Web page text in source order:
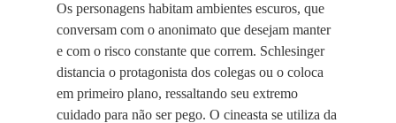
Os personagens habitam ambientes escuros, que
conversam com o anonimato que desejam manter
e com o risco constante que correm. Schlesinger
distancia o protagonista dos colegas ou o coloca
em primeiro plano, ressaltando seu extremo
cuidado para não ser pego. O cineasta se utiliza da